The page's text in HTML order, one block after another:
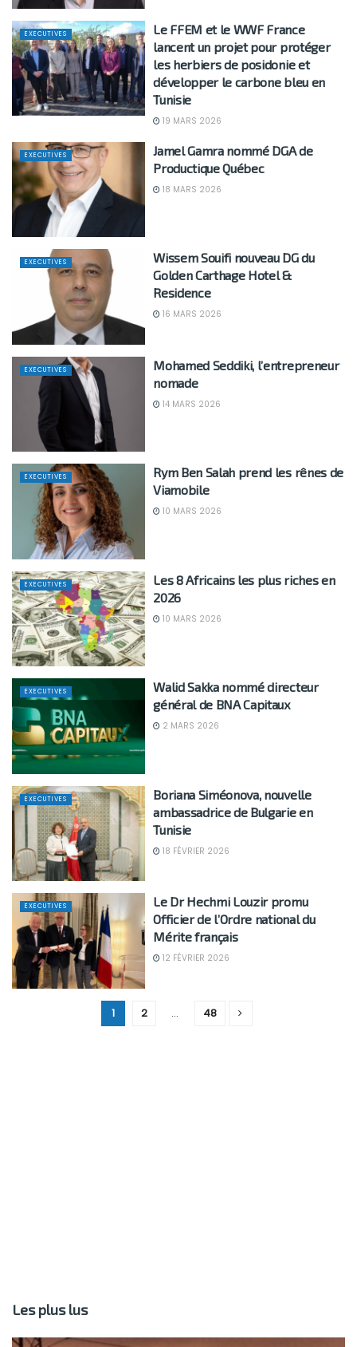
EXECUTIVES
Le FFEM et le WWF France
lancent un projet pour protéger
les herbiers de posidonie et
développer le carbone bleu en
Tunisie
19 MARS 2026
EXECUTIVES
Jamel Gamra nommé DGA de
Productique Québec
18 MARS 2026
EXECUTIVES
Wissem Souifi nouveau DG du
Golden Carthage Hotel &
Residence
16 MARS 2026
EXECUTIVES
Mohamed Seddiki, l’entrepreneur
nomade
14 MARS 2026
EXECUTIVES
Rym Ben Salah prend les rênes de
Viamobile
10 MARS 2026
EXECUTIVES
Les 8 Africains les plus riches en
2026
10 MARS 2026
EXECUTIVES
Walid Sakka nommé directeur
général de BNA Capitaux
2 MARS 2026
EXECUTIVES
Boriana Siméonova, nouvelle
ambassadrice de Bulgarie en
Tunisie
18 FÉVRIER 2026
EXECUTIVES
Le Dr Hechmi Louzir promu
Officier de l’Ordre national du
Mérite français
12 FÉVRIER 2026
1 2 … 48
Les plus lus